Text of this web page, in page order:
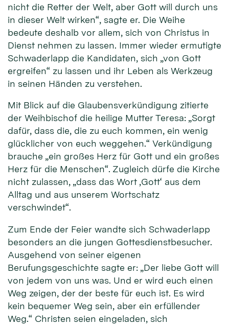
nicht die Retter der Welt, aber Gott will durch uns
in dieser Welt wirken“, sagte er. Die Weihe
bedeute deshalb vor allem, sich von Christus in
Dienst nehmen zu lassen. Immer wieder ermutigte
Schwaderlapp die Kandidaten, sich „von Gott
ergreifen“ zu lassen und ihr Leben als Werkzeug
in seinen Händen zu verstehen.
Mit Blick auf die Glaubensverkündigung zitierte
der Weihbischof die heilige Mutter Teresa: „Sorgt
dafür, dass die, die zu euch kommen, ein wenig
glücklicher von euch weggehen.“ Verkündigung
brauche „ein großes Herz für Gott und ein großes
Herz für die Menschen“. Zugleich dürfe die Kirche
nicht zulassen, „dass das Wort ‚Gott‘ aus dem
Alltag und aus unserem Wortschatz
verschwindet“.
Zum Ende der Feier wandte sich Schwaderlapp
besonders an die jungen Gottesdienstbesucher.
Ausgehend von seiner eigenen
Berufungsgeschichte sagte er: „Der liebe Gott will
von jedem von uns was. Und er wird euch einen
Weg zeigen, der der beste für euch ist. Es wird
kein bequemer Weg sein, aber ein erfüllender
Weg.“ Christen seien eingeladen, sich